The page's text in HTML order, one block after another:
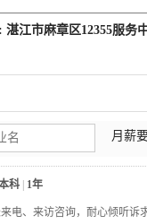
湛江市麻章区12355服
月薪
科 1年
电、来访咨询，耐心倾听诉